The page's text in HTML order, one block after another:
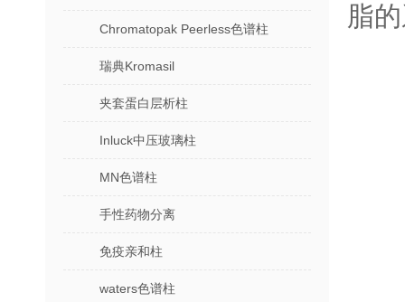
Chromatopak Peerless色谱柱
瑞典Kromasil
夹套蛋白层析柱
Inluck中压玻璃柱
MN色谱柱
手性药物分离
免疫亲和柱
waters色谱柱
脂